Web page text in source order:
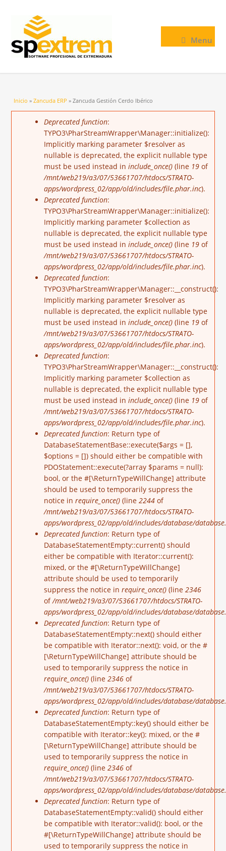
Menu
Usted está aquí
Inicio »Zancuda ERP » Zancuda Gestión Cerdo Ibérico
Mensaje de error
Deprecated function:
TYPO3\PharStreamWrapper\Manager::initialize():
Implicitly marking parameter $resolver as
nullable is deprecated, the explicit nullable type
must be used instead ininclude_once() (line 19 of
/mnt/web219/a3/07/53661707/htdocs/STRATO-
apps/wordpress_02/app/old/includes/file.phar.inc).
Deprecated function:
TYPO3\PharStreamWrapper\Manager::initialize():
Implicitly marking parameter $collection as
nullable is deprecated, the explicit nullable type
must be used instead ininclude_once() (line 19 of
/mnt/web219/a3/07/53661707/htdocs/STRATO-
apps/wordpress_02/app/old/includes/file.phar.inc).
Deprecated function:
TYPO3\PharStreamWrapper\Manager::__construct():
Implicitly marking parameter $resolver as
nullable is deprecated, the explicit nullable type
must be used instead ininclude_once() (line 19 of
/mnt/web219/a3/07/53661707/htdocs/STRATO-
apps/wordpress_02/app/old/includes/file.phar.inc).
Deprecated function:
TYPO3\PharStreamWrapper\Manager::__construct():
Implicitly marking parameter $collection as
nullable is deprecated, the explicit nullable type
must be used instead ininclude_once() (line 19 of
/mnt/web219/a3/07/53661707/htdocs/STRATO-
apps/wordpress_02/app/old/includes/file.phar.inc).
Deprecated function: Return type of
DatabaseStatementBase::execute($args = [],
$options = []) should either be compatible with
PDOStatement::execute(?array $params = null):
bool, or the #[\ReturnTypeWillChange] attribute
should be used to temporarily suppress the
notice inrequire_once() (line2244 of
/mnt/web219/a3/07/53661707/htdocs/STRATO-
apps/wordpress_02/app/old/includes/database/
Deprecated function: Return type of
DatabaseStatementEmpty::current() should
either be compatible with Iterator::current():
mixed, or the #[\ReturnTypeWillChange]
attribute should be used to temporarily
suppress the notice inrequire_once() (line2346
of/mnt/web219/a3/07/53661707/htdocs/STRATO-
apps/wordpress_02/app/old/includes/database/
Deprecated function: Return type of
DatabaseStatementEmpty::next() should either
be compatible with Iterator::next(): void, or the #
[\ReturnTypeWillChange] attribute should be
used to temporarily suppress the notice in
require_once() (line2346 of
/mnt/web219/a3/07/53661707/htdocs/STRATO-
apps/wordpress_02/app/old/includes/database/
Deprecated function: Return type of
DatabaseStatementEmpty::key() should either be
compatible with Iterator::key(): mixed, or the #
[\ReturnTypeWillChange] attribute should be
used to temporarily suppress the notice in
require_once() (line2346 of
/mnt/web219/a3/07/53661707/htdocs/STRATO-
apps/wordpress_02/app/old/includes/database/
Deprecated function: Return type of
DatabaseStatementEmpty::valid() should either
be compatible with Iterator::valid(): bool, or the
#[\ReturnTypeWillChange] attribute should be
used to temporarily suppress the notice in